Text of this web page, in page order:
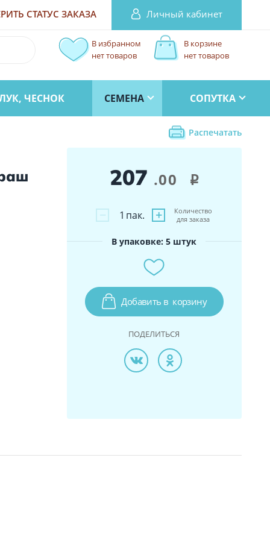
СТАТУС ЗАКАЗА Личный кабинет
В корзине
нет товаров
В избранном
нет товаров
ЧЕСНОК СЕМЕНА СОПУТКА
Распечатать
207 .00 i
− +
1 пак.
Количество
для заказа
В упаковке: 5 штук
Добавить в корзину
ПОДЕЛИТЬСЯ